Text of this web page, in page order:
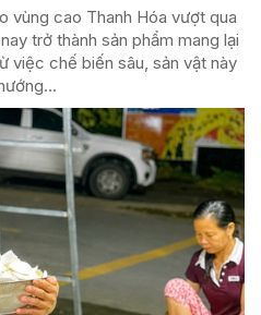
vùng cao Thanh Hóa vượt qua
trở thành sản phẩm mang lại
việc chế biến sâu, sản vật này